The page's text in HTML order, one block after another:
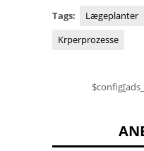
Tags: Lægeplanter
Krperprozesse